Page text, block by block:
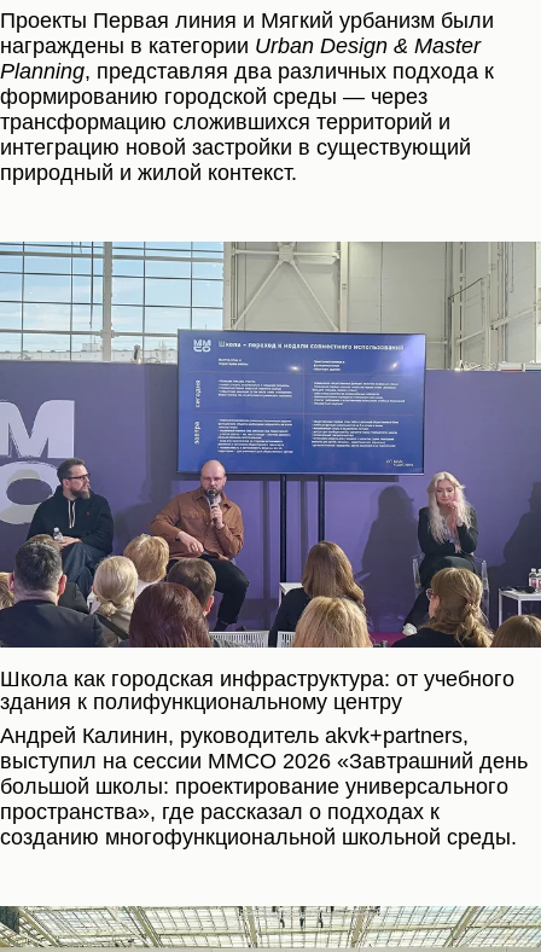
Проекты Первая линия и Мягкий урбанизм были
награждены в категории Urban Design & Master
Planning, представляя два различных подхода к
формированию городской среды — через
трансформацию сложившихся территорий и
интеграцию новой застройки в существующий
природный и жилой контекст.
Школа как городская инфраструктура: от учебного
здания к полифункциональному центру
Андрей Калинин, руководитель akvk+partners,
выступил на сессии ММСО 2026 «Завтрашний день
большой школы: проектирование универсального
пространства», где рассказал о подходах к
созданию многофункциональной школьной среды.